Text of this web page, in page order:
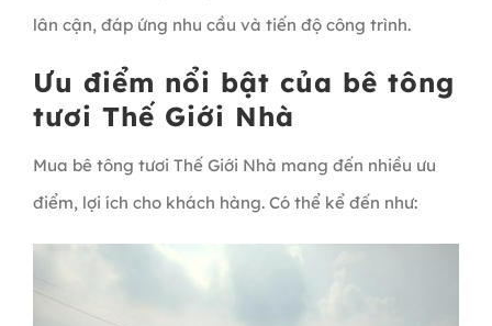
lân cận, đáp ứng nhu cầu và tiến độ công trình.
Ưu điểm nổi bật của bê tông
tươi Thế Giới Nhà
Mua bê tông tươi Thế Giới Nhà mang đến nhiều ưu
điểm, lợi ích cho khách hàng. Có thể kể đến như: